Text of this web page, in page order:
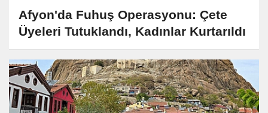
Afyon'da Fuhuş Operasyonu: Çete
Üyeleri Tutuklandı, Kadınlar Kurtarıldı